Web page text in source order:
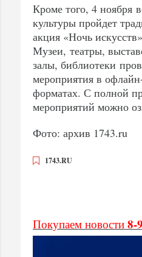
Кроме того, 4 ноября
культуры пройдет
акция «Ночь
Музеи, театры,
залы, библиотеки
мероприятия в
форматах. С полной
мероприятий можно
Фото: архив 1743.ru
1743.RU
Покупаем новости 8-